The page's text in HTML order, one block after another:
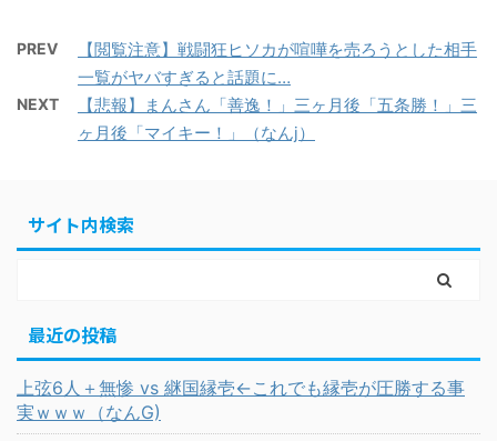
PREV
【閲覧注意】戦闘狂ヒソカが喧嘩を売ろうとした相手
一覧がヤバすぎると話題に…
NEXT
【悲報】まんさん「善逸！」三ヶ月後「五条勝！」三
ヶ月後「マイキー！」（なんj）
サイト内検索
最近の投稿
上弦6人＋無惨 vs 継国縁壱←これでも縁壱が圧勝する事
実ｗｗｗ（なんG)